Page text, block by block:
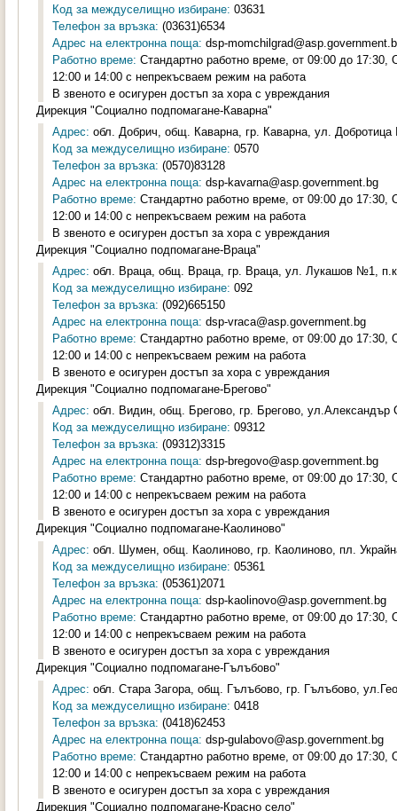
Код за междуселищно избиране: 03631
Телефон за връзка: (03631)6534
Адрес на електронна поща: dsp-
Работно време: Стандартно работно време, от 09:00 до
12:00 и 14:00 с непрекъсваем режим на работа
В звеното е осигурен достъп за хора с увреждания
Дирекция "Социално подпомагане-Каварна"
Адрес: обл. Добрич, общ. Каварна, гр. Каварна, ул.
Код за междуселищно избиране: 0570
Телефон за връзка: (0570)83128
Адрес на електронна поща: dsp-kavarna@asp.government.bg
Работно време: Стандартно работно време, от 09:00 до
12:00 и 14:00 с непрекъсваем режим на работа
В звеното е осигурен достъп за хора с увреждания
Дирекция "Социално подпомагане-Враца"
Адрес: обл. Враца, общ. Враца, гр. Враца, ул. Лукашов №1,
Код за междуселищно избиране: 092
Телефон за връзка: (092)665150
Адрес на електронна поща: dsp-vraca@asp.government.bg
Работно време: Стандартно работно време, от 09:00 до
12:00 и 14:00 с непрекъсваем режим на работа
В звеното е осигурен достъп за хора с увреждания
Дирекция "Социално подпомагане-Брегово"
Адрес: обл. Видин, общ. Брегово, гр. Брегово,
Код за междуселищно избиране: 09312
Телефон за връзка: (09312)3315
Адрес на електронна поща: dsp-bregovo@asp.government.bg
Работно време: Стандартно работно време, от 09:00 до
12:00 и 14:00 с непрекъсваем режим на работа
В звеното е осигурен достъп за хора с увреждания
Дирекция "Социално подпомагане-Каолиново"
Адрес: обл. Шумен, общ. Каолиново, гр. Каолиново, пл.
Код за междуселищно избиране: 05361
Телефон за връзка: (05361)2071
Адрес на електронна поща: dsp-kaolinovo@asp.government.bg
Работно време: Стандартно работно време, от 09:00 до
12:00 и 14:00 с непрекъсваем режим на работа
В звеното е осигурен достъп за хора с увреждания
Дирекция "Социално подпомагане-Гълъбово"
Адрес: обл. Стара Загора, общ. Гълъбово, гр. Гълъбово,
Код за междуселищно избиране: 0418
Телефон за връзка: (0418)62453
Адрес на електронна поща: dsp-gulabovo@asp.government.bg
Работно време: Стандартно работно време, от 09:00 до
12:00 и 14:00 с непрекъсваем режим на работа
В звеното е осигурен достъп за хора с увреждания
Дирекция "Социално подпомагане-Красно село"